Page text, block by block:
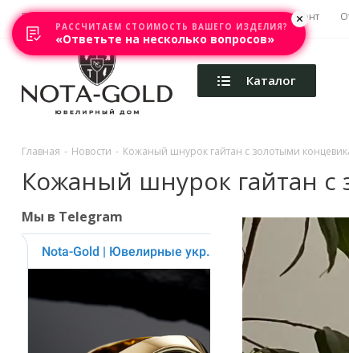
Главная Акции Каталоги Изготовление Ремонт
Каталог
Главная - Новости - Кожаный шнурок гайтан с золотыми
Кожаный шнурок гайтан
Мы в Telegram
РАССЧИТАЕМ СТОИМОСТЬ ВАШЕГО ИЗДЕЛИЯ?
«Ответьте на несколько вопросов»